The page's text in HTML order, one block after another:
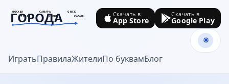
МОСКВА САМАРА
ОМСК
ТУЛА
СОЧИ КАЗАНЬ
ГОРОДА
goroda-na.ru
ИгратьПравилаЖителиПо буквамБлог
Скачать в
App Store
Скачать в
Google Play